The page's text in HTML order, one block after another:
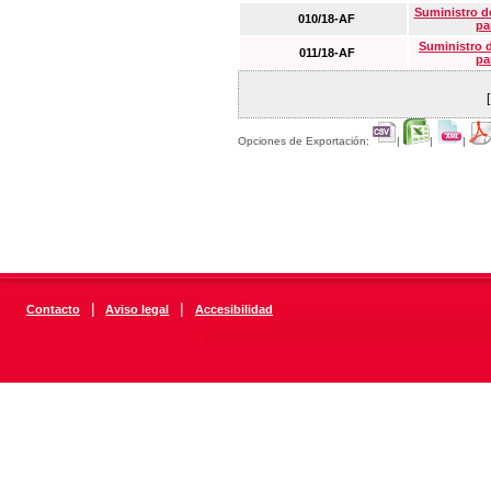
010/18-AF
Suministro
011/18-AF
Suministro
Opciones de Exportación: | | |
Contacto | Aviso legal | Accesibilidad